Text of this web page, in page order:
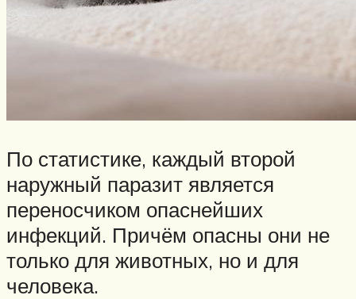
По статистике, каждый второй
наружный паразит является
переносчиком опаснейших
инфекций. Причём опасны они не
только для животных, но и для
человека.